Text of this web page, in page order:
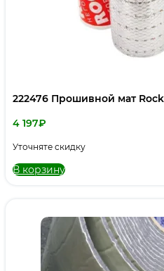
222476 Прошивной мат
4 197₽
Уточняте скидку
В корзину